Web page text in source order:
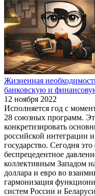
Жизненная
банковскую и
12 ноября 2022
Исполняется год с
28 союзных программ.
конкретизировать
российской интеграции
государство. Сегодня
беспрецедентное
коллективным Западом
доллара и евро во
гармонизация
систем России и